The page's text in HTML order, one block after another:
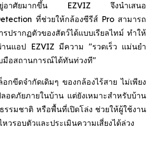
อยู่อาศัยมากขึ้น EZVIZ จึงนำเสนอ
ที่ช่วยให้กล้องซีรีส์ Pro สามารถ
รปรากฏตัวของสัตว์ได้แบบเรียลไทม์ ทำให้
านแอป EZVIZ มีความ "รวดเร็ว แม่นยำ
มือสถานการณ์ได้ทันท่วงที"
กขีดจำกัดเดิมๆ ของกล้องไร้สาย ไม่เพียง
อดภัยภายในบ้าน แต่ยังเหมาะสำหรับบ้าน
รมชาติ หรือพื้นที่เปิดโล่ง ช่วยให้ผู้ใช้งาน
วรอบตัวและประเมินความเสี่ยงได้ล่วง